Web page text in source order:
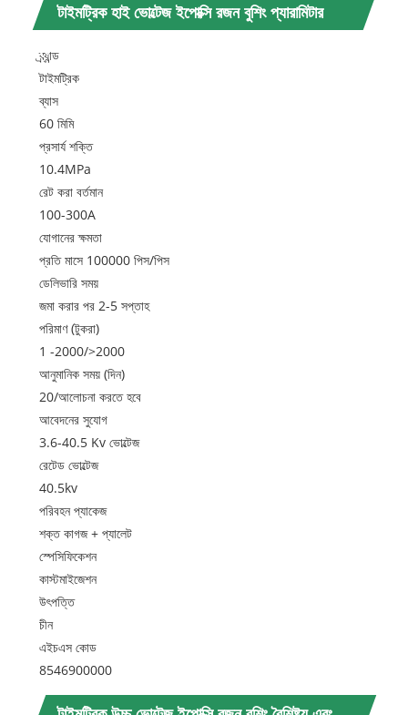
টাইমট্রিক হাই ভোল্টেজ ইপোক্সি রজন বুশিং প্যারামিটার
(স্পেসিফিকেশন)
ব্র্যান্ড
টাইমট্রিক
ব্যাস
60 মিমি
প্রসার্য শক্তি
10.4MPa
রেট করা বর্তমান
100-300A
যোগানের ক্ষমতা
প্রতি মাসে 100000 পিস/পিস
ডেলিভারি সময়
জমা করার পর 2-5 সপ্তাহ
পরিমাণ (টুকরা)
1 -2000/>2000
আনুমানিক সময় (দিন)
20/আলোচনা করতে হবে
আবেদনের সুযোগ
3.6-40.5 Kv ভোল্টেজ
রেটেড ভোল্টেজ
40.5kv
পরিবহন প্যাকেজ
শক্ত কাগজ + প্যালেট
স্পেসিফিকেশন
কাস্টমাইজেশন
উৎপত্তি
চীন
এইচএস কোড
8546900000